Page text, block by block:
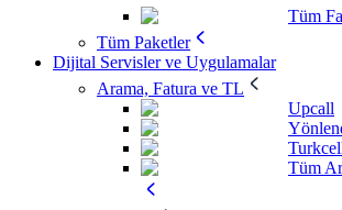
Tüm
Tüm Paketler
Dijital Servisler ve Uygulamalar
Arama, Fatura ve TL
Upcall
Tüm